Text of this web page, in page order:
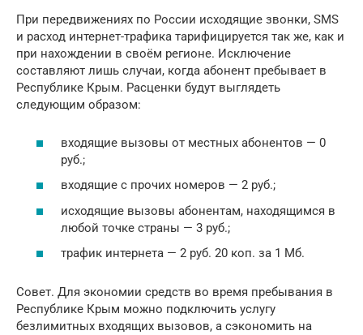
При передвижениях по России исходящие звонки, SMS
и расход интернет-трафика тарифицируется так же, как и
при нахождении в своём регионе. Исключение
составляют лишь случаи, когда абонент пребывает в
Республике Крым. Расценки будут выглядеть
следующим образом:
входящие вызовы от местных абонентов — 0
руб.;
входящие с прочих номеров — 2 руб.;
исходящие вызовы абонентам, находящимся в
любой точке страны — 3 руб.;
трафик интернета — 2 руб. 20 коп. за 1 Мб.
Совет. Для экономии средств во время пребывания в
Республике Крым можно подключить услугу
безлимитных входящих вызовов, а сэкономить на